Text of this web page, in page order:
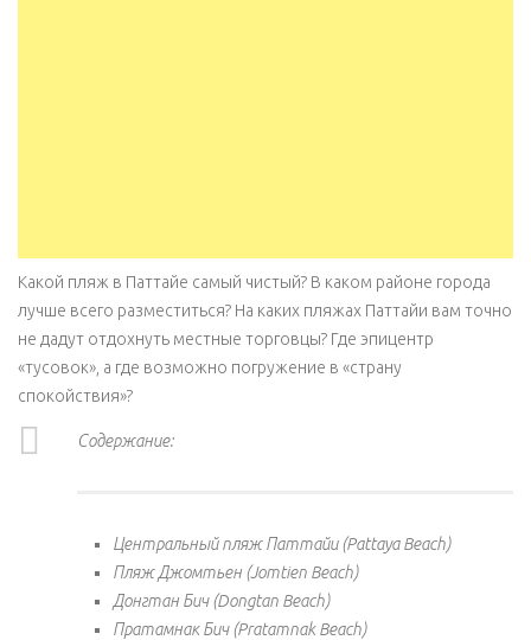
Какой пляж в Паттайе самый чистый? В каком районе города
лучше всего разместиться? На каких пляжах Паттайи вам точно
не дадут отдохнуть местные торговцы? Где эпицентр
«тусовок», а где возможно погружение в «страну
спокойствия»?
Содержание:
Центральный пляж Паттайи (Pattaya Beach)
Пляж Джомтьен (Jomtien Beach)
Донгтан Бич (Dongtan Beach)
Пратамнак Бич (Pratamnak Beach)